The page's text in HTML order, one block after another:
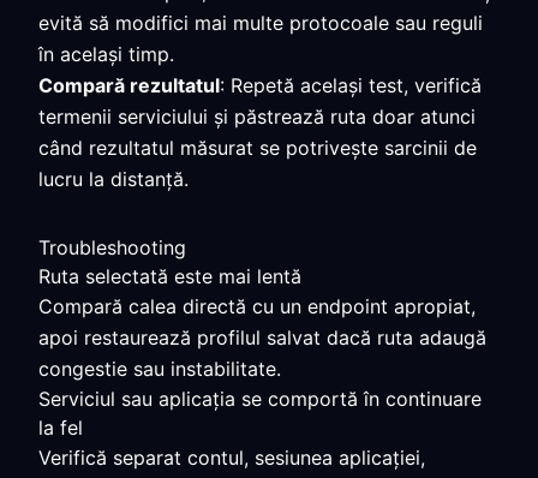
evită să modifici mai multe protocoale sau reguli
în același timp.
Compară rezultatul: Repetă același test, verifică
termenii serviciului și păstrează ruta doar atunci
când rezultatul măsurat se potrivește sarcinii de
lucru la distanță.
Troubleshooting
Ruta selectată este mai lentă
Compară calea directă cu un endpoint apropiat,
apoi restaurează profilul salvat dacă ruta adaugă
congestie sau instabilitate.
Serviciul sau aplicația se comportă în continuare
la fel
Verifică separat contul, sesiunea aplicației,